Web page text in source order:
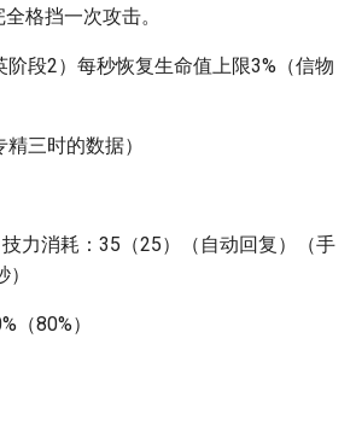
格挡一次攻击。
阶段2）每秒恢复生命值上限3%（信物
三时的数据）
力消耗：35（25）（自动回复）（手
（80%）